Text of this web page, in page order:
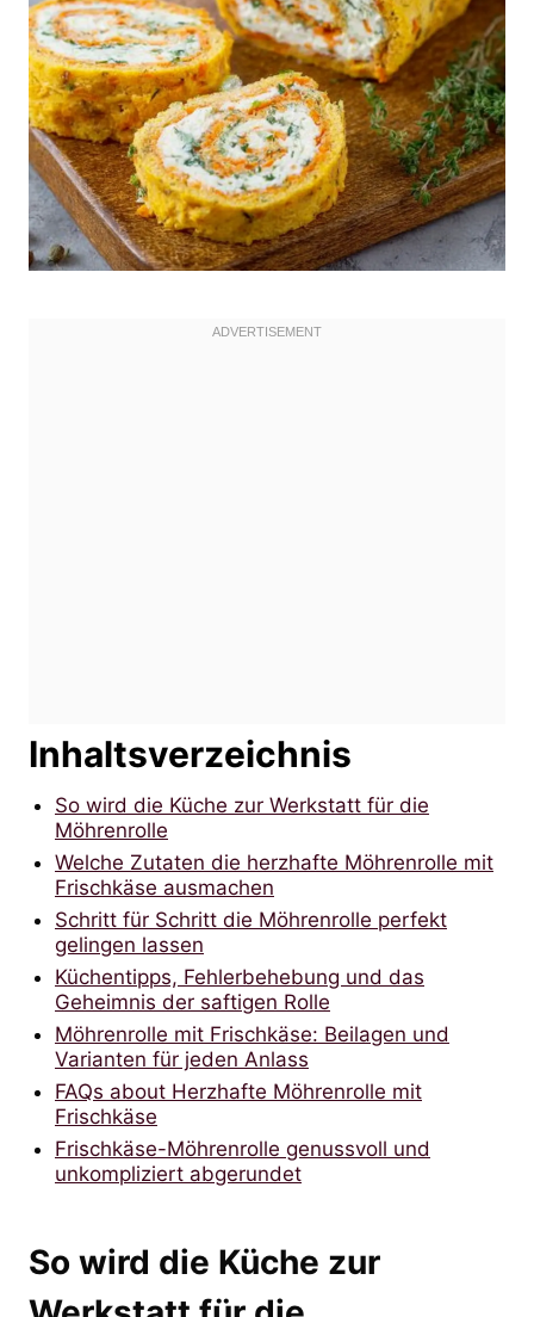
Inhaltsverzeichnis
So wird die Küche zur Werkstatt für die
Möhrenrolle
Welche Zutaten die herzhafte Möhrenrolle mit
Frischkäse ausmachen
Schritt für Schritt die Möhrenrolle perfekt
gelingen lassen
Küchentipps, Fehlerbehebung und das
Geheimnis der saftigen Rolle
Möhrenrolle mit Frischkäse: Beilagen und
Varianten für jeden Anlass
FAQs about Herzhafte Möhrenrolle mit
Frischkäse
Frischkäse-Möhrenrolle genussvoll und
unkompliziert abgerundet
So wird die Küche zur